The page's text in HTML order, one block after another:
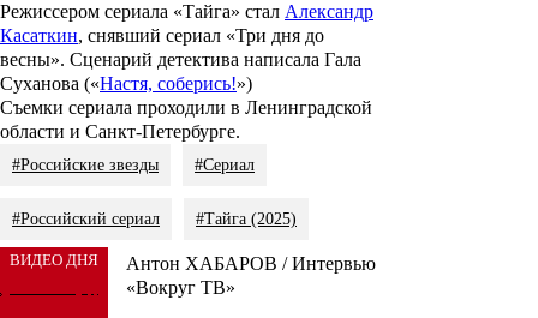
Режиссером сериала «Тайга» стал Александр
Касаткин, снявший сериал «Три дня до
весны». Сценарий детектива написала Гала
Суханова («Настя, соберись!»)
Съемки сериала проходили в Ленинградской
области и Санкт-Петербурге.
#Российские звезды #Сериал
#Российский сериал #Тайга (2025)
ВИДЕО ДНЯ
Антон ХАБАРОВ / Интервью
«Вокруг ТВ»